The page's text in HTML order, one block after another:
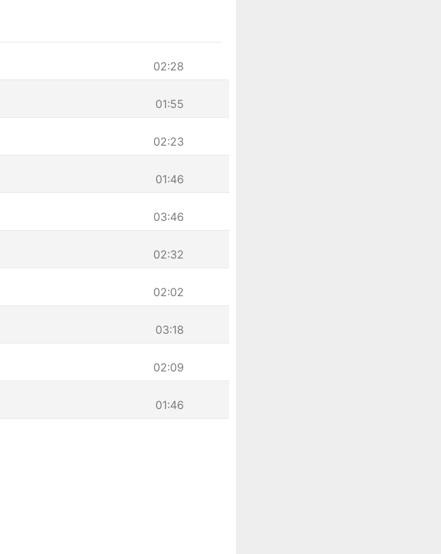
02:28
01:55
02:23
01:46
03:46
02:32
02:02
03:18
02:09
01:46